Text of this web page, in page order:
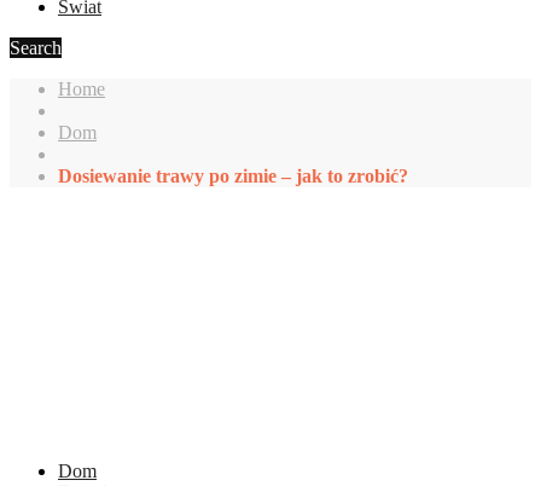
Świat
Search
Home
Dom
Dosiewanie trawy po zimie – jak to zrobić?
Dom